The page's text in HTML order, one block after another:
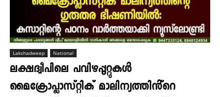
Lakshadweep National
ലക്ഷദ്വീപിലെ പവിഴപ്പുറ്റുകൾ
മൈക്രോപ്ലാസ്റ്റിക് മാലിന്യത്തിൻ്റെ